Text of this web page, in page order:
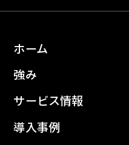
ホーム
強み
サービス情報
導入事例